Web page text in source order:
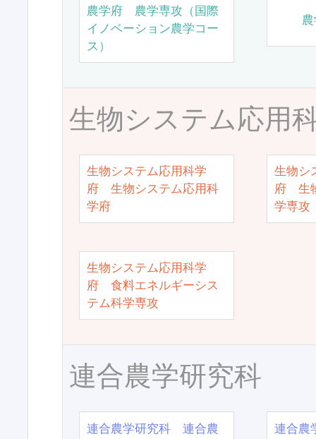
農学府 農学専攻（国際
イノベーション農学コー
ス）
生物システム応用
生物システム応用科学
府 生物システム応用科
学府
生物シ
府 生
学専攻
生物システム応用科学
府 食料エネルギーシス
テム科学専攻
連合農学研究科
連合農学研究科 連合農
連合農